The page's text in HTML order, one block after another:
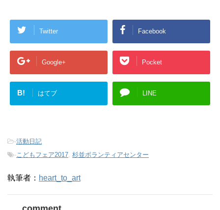
Twitter Facebook
Google+ Pocket
B! はてブ LINE
-活動日記
- こどもフェア2017 杉並ボランティアセンター
執筆者： heart_to_art